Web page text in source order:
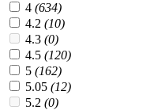
4 (634)
4.2 (10)
4.3 (0)
4.5 (120)
5 (162)
5.05 (12)
5.2 (0)